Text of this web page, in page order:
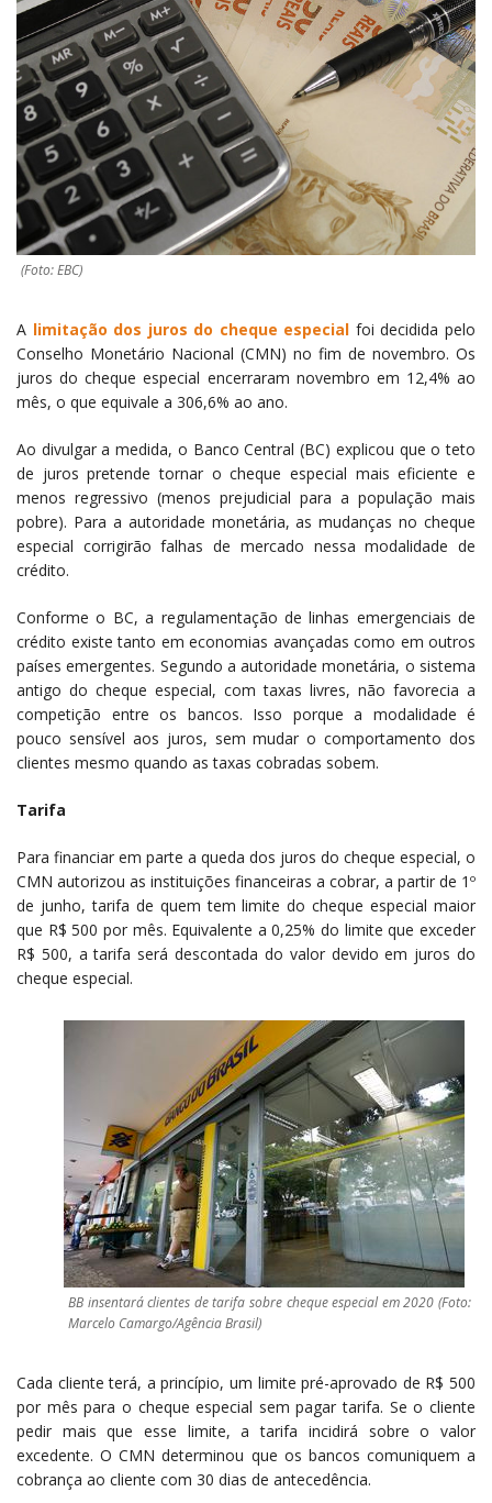
(Foto: EBC)
A limitação dos juros do cheque especial foi decidida pelo
Conselho Monetário Nacional (CMN) no fim de novembro. Os
juros do cheque especial encerraram novembro em 12,4% ao
mês, o que equivale a 306,6% ao ano.
Ao divulgar a medida, o Banco Central (BC) explicou que o teto
de juros pretende tornar o cheque especial mais eficiente e
menos regressivo (menos prejudicial para a população mais
pobre). Para a autoridade monetária, as mudanças no cheque
especial corrigirão falhas de mercado nessa modalidade de
crédito.
Conforme o BC, a regulamentação de linhas emergenciais de
crédito existe tanto em economias avançadas como em outros
países emergentes. Segundo a autoridade monetária, o sistema
antigo do cheque especial, com taxas livres, não favorecia a
competição entre os bancos. Isso porque a modalidade é
pouco sensível aos juros, sem mudar o comportamento dos
clientes mesmo quando as taxas cobradas sobem.
Tarifa
Para financiar em parte a queda dos juros do cheque especial, o
CMN autorizou as instituições financeiras a cobrar, a partir de 1º
de junho, tarifa de quem tem limite do cheque especial maior
que R$ 500 por mês. Equivalente a 0,25% do limite que exceder
R$ 500, a tarifa será descontada do valor devido em juros do
cheque especial.
BB insentará clientes de tarifa sobre cheque especial em 2020 (Foto:
Marcelo Camargo/Agência Brasil)
Cada clienteterá, a princípio, um limite pré-aprovado de R$ 500
por mês para o cheque especial sem pagar tarifa. Se o cliente
pedir mais que esse limite, a tarifa incidirá sobre o valor
excedente. O CMN determinou que os bancos comuniquem a
cobrança ao cliente com 30 dias de antecedência.